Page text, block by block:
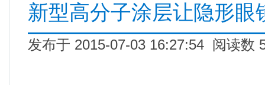
新型高分子涂层让隐形眼
发布于 2015-07-03 16:27:54 阅读数